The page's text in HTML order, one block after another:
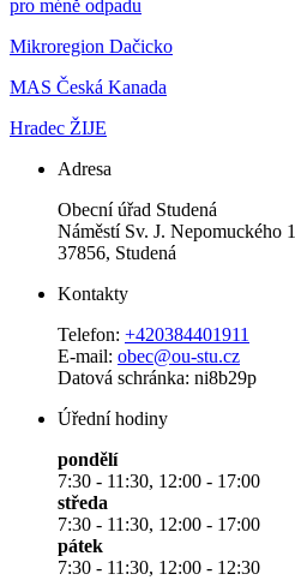
pro méně odpadu
Mikroregion Dačicko
MAS Česká Kanada
Hradec ŽIJE
Adresa
Obecní úřad Studená
Náměstí Sv. J. Nepomuckého
37856, Studená
Kontakty
Telefon: +420384401911
E-mail: obec@ou-stu.cz
Datová schránka: ni8b29p
Úřední hodiny
pondělí
7:30 - 11:30, 12:00 - 17:00
středa
7:30 - 11:30, 12:00 - 17:00
pátek
7:30 - 11:30, 12:00 - 12:30